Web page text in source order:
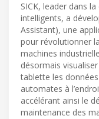
SICK, leader dans
intelligents, a
Assistant), une
pour révolutionner
machines
désormais
tablette les
automates à
accélérant ainsi le
maintenance des